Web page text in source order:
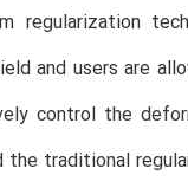
regularization
and users are
control the
traditional